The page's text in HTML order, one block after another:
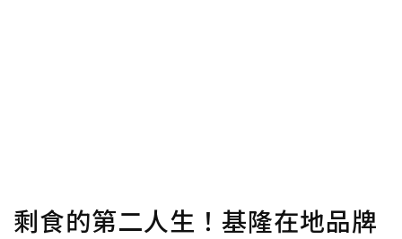
剩食的第二人生！基隆在地品牌